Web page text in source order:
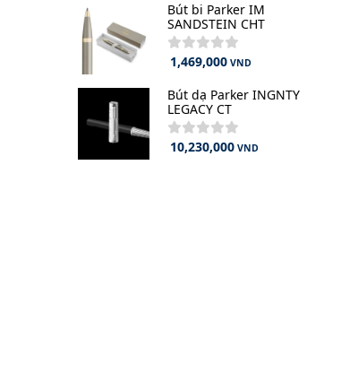
Bút bi Parker IM
SANDSTEIN CHT
1,469,000 VND
Bút dạ Parker INGNTY
LEGACY CT
10,230,000 VND